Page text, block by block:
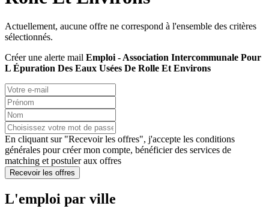
Actuellement, aucune offre ne correspond à l'ensemble des critères
sélectionnés.
Créer une alerte mail Emploi - Association Intercommunale Pour
L Épuration Des Eaux Usées De Rolle Et Environs
En cliquant sur "Recevoir les offres", j'accepte les conditions
générales pour créer mon compte, bénéficier des services de
matching et postuler aux offres
Recevoir les offres
L'emploi par ville